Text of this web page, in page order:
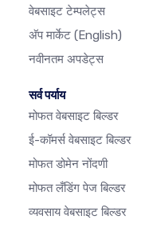
वेबसाइट टेम्पलेट्स
अ‍ॅप मार्केट (English)
नवीनतम अपडेट्स
सर्व पर्याय
मोफत वेबसाइट बिल्डर
ई-कॉमर्स वेबसाइट बिल्डर
मोफत डोमेन नोंदणी
मोफत लँडिंग पेज बिल्डर
व्यवसाय वेबसाइट बिल्डर